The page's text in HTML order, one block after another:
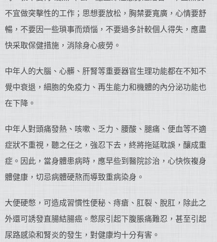
不宜做突擊性的工作；思想要放松，胸禁要寬廣，心情要舒
暢，不要因一些瑣事而煩惱，不要過多計較個人得失，應盡
快采取保健措施，消除身心疲勞。
中年人的大腦、心髒、肝腎等重要器官生理功能都在不知不
覺中衰退，細胞的免疫力、再生能力和機體的內分泌功能也
在下降。
中年人對頭痛發熱、咳嗽、乏力、腰酸、腿痛、便血等不適
症狀不重視，聽之任之，強忍下去，終將拖延耽誤，釀成重
症。因此，當身體患病時，應早些到醫院診治，心快恢複身
體健康，切忌病體硬熬而導致重病染身。
大便硬憋，可造成習慣性便秘、痔瘡、肛裂、脫肛，除此之
外還可誘發直腸結腸癌。憋尿引起下腹脹痛難忍，甚至引起
尿路感染和腎炎的發生，對健康均十分有害。